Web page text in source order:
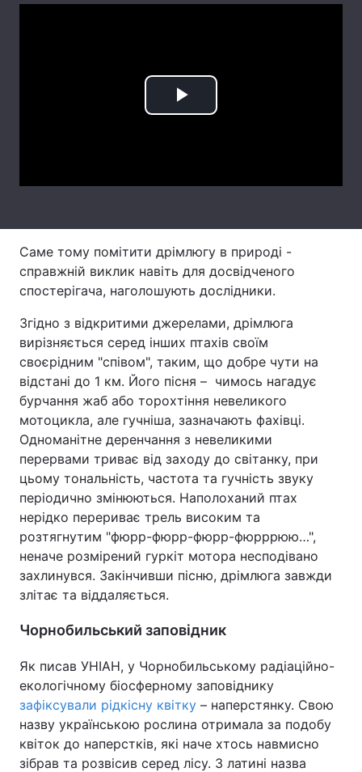
Контакти
Play
Саме тому помітити дрімлюгу в природі -
справжній виклик навіть для досвідченого
спостерігача, наголошують дослідники.
Згідно з відкритими джерелами, дрімлюга
вирізняється серед інших птахів своїм
своєрідним "співом", таким, що добре чути на
відстані до 1 км. Його пісня – чимось нагадує
бурчання жаб або торохтіння невеликого
мотоцикла, але гучніша, зазначають фахівці.
Одноманітне деренчання з невеликими
перервами триває від заходу до світанку, при
цьому тональність, частота та гучність звуку
періодично змінюються. Наполоханий птах
нерідко перериває трель високим та
розтягнутим "фюрр-фюрр-фюрр-фюрррюю…",
неначе розмірений гуркіт мотора несподівано
захлинувся. Закінчивши пісню, дрімлюга завжди
злітає та віддаляється.
Чорнобильський заповідник
Як писав УНІАН, у Чорнобильському радіаційно-
екологічному біосферному заповіднику
зафіксували рідкісну квітку – наперстянку. Свою
назву українською рослина отримала за подобу
квіток до наперстків, які наче хтось навмисно
зібрав та розвісив серед лісу. З латині назва